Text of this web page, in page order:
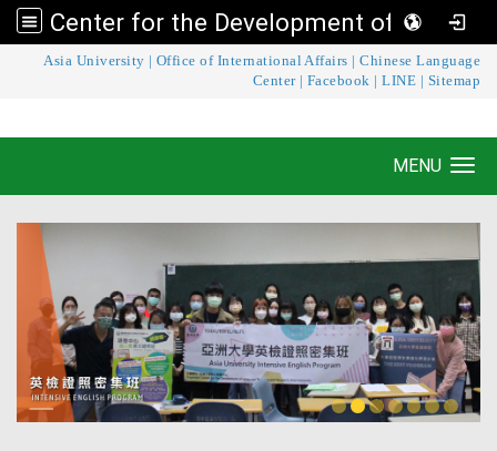
Center for the Development of Language Teaching and Research
Asia University Office of International Affairs |Chinese Language
Center| Facebook |LINE Sitemap
Center for the Development of Language
MENU